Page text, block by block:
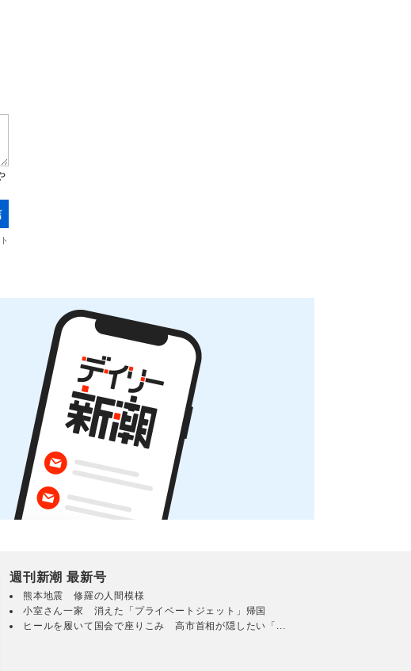
週刊新潮 最新号
熊本地震 修羅の人間模様
小室さん一家 消えた「プライベートジェット」帰国
ヒールを履いて国会で座りこみ 高市首相が隠したい「...